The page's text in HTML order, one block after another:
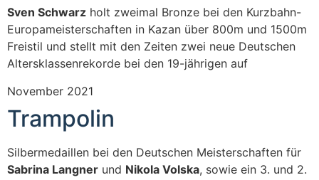
Sven Schwarz holt zweimal Bronze bei den Kurzbahn-
Europameisterschaften in Kazan über 800m und 1500m
Freistil und stellt mit den Zeiten zwei neue Deutschen
Altersklassenrekorde bei den 19-jährigen auf
November 2021
Trampolin
Silbermedaillen bei den Deutschen Meisterschaften für
Sabrina Langner und Nikola Volska, sowie ein 3. und 2.